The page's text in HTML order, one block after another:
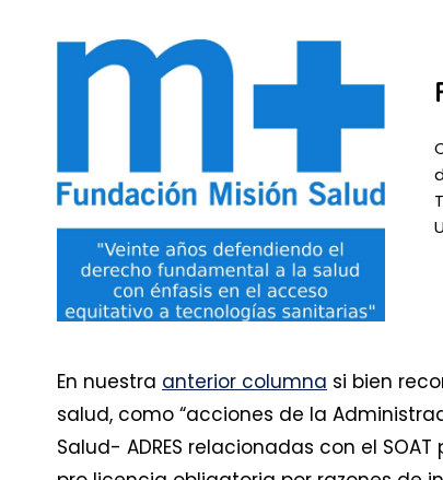
En nuestra anterior columna si bien
salud, como “acciones de la
Salud- ADRES relacionadas con el